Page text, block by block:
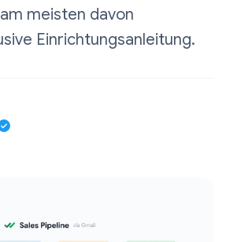
meisten davon
Einrichtungsanleitung.